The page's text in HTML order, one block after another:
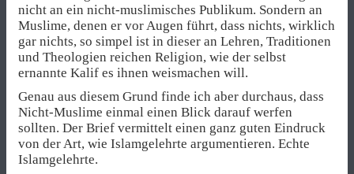
nicht an ein nicht-muslimisches Publikum. Sondern an
Muslime, denen er vor Augen führt, dass nichts, wirklich
gar nichts, so simpel ist in dieser an Lehren, Traditionen
und Theologien reichen Religion, wie der selbst
ernannte Kalif es ihnen weismachen will.
Genau aus diesem Grund finde ich aber durchaus, dass
Nicht-Muslime einmal einen Blick darauf werfen
sollten. Der Brief vermittelt einen ganz guten Eindruck
von der Art, wie Islamgelehrte argumentieren. Echte
Islamgelehrte.